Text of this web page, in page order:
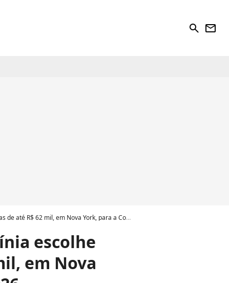
search newsletter
mil, em Nova York, para a Copa do Mundo 2026
escolhe
em Nova